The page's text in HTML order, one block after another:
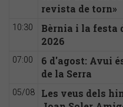
revista de torn»
10:30
Bèrnia i la festa
2026
07:00
6 d'agost: Avui
de la Serra
05/08
Les veus dels